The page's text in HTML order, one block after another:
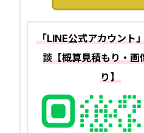
「LINE公式アカウント
談【概算見積もり・画
り】